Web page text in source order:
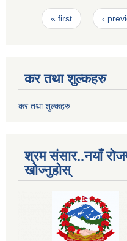
Pages
« first ‹
कर तथा शुल्कहरु
कर तथा शुल्कहरु
श्रम संसार..नयाँ
खोज्नुहोस्